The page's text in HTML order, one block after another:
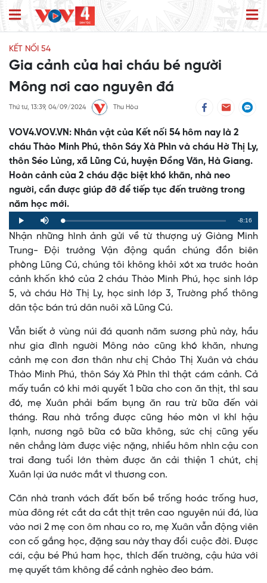
KẾT NỐI 54
Gia cảnh của hai cháu bé người
Mông nơi cao nguyên đá
Thứ tư, 13:39, 04/09/2024 Thu Hòa
VOV4.VOV.VN: Nhân vật của Kết nối 54 hôm nay là 2
cháu Thào Minh Phú, thôn Sáy Xà Phìn và cháu Hờ Thị Ly,
thôn Séo Lủng, xã Lũng Cú, huyện Đồng Văn, Hà Giang.
Hoàn cảnh của 2 cháu đặc biệt khó khăn, nhà neo
người, cần được giúp đỡ để tiếp tục đến trường trong
năm học mới.
Play Mute Loaded:
0%
Progress:
0%
Remaining
Time
-8:16
Nhận những hình ảnh gửi về từ thượng uý Giàng Minh
Trung- Đội trưởng Vận động quần chúng đồn biên
phòng Lũng Cú, chúng tôi không khỏi xót xa trước hoàn
cảnh khốn khó của 2 cháu Thào Minh Phú, học sinh lớp
5, và cháu Hờ Thị Ly, học sinh lớp 3, Trường phổ thông
dân tộc bán trú dân nuôi xã Lũng Cú.
Vẫn biết ở vùng núi đá quanh năm sương phủ này, hầu
như gia đình người Mông nào cũng khó khăn, nhưng
cảnh mẹ con đơn thân như chị Chảo Thị Xuân và cháu
Thào Minh Phú, thôn Sáy Xà Phìn thì thật cám cảnh. Cả
mấy tuần có khi mới quyết 1 bữa cho con ăn thịt, thì sau
đó, mẹ Xuân phải bấm bụng ăn rau trừ bữa đến vài
tháng. Rau nhà trồng được cũng héo mòn vì khí hậu
lạnh, nương ngô bữa có bữa không, sức chị cũng yếu
nên chẳng làm được việc nặng, nhiều hôm nhìn cậu con
trai đang tuổi lớn thèm được ăn cải thiện 1 chút, chị
Xuân lại ứa nước mắt vì thương con.
Căn nhà tranh vách đất bốn bề trống hoác trống huơ,
mùa đông rét cắt da cắt thịt trên cao nguyên núi đá, lùa
vào nơi 2 mẹ con ôm nhau co ro, mẹ Xuân vẫn động viên
con cố gắng học, đặng sau này thay đổi cuộc đời. Được
cái, cậu bé Phú ham học, thích đến trường, cậu hứa với
mẹ quyết tâm không để cảnh nghèo đeo bám.